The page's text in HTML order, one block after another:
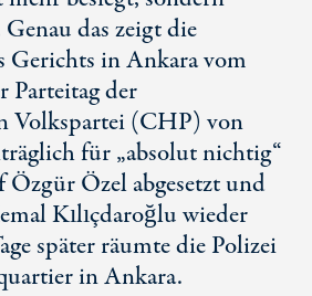
das zeigt die
Gerichts in Ankara vom
Parteitag der
Volkspartei (CHP) von
für „absolut nichtig“
Özgür Özel abgesetzt und
Kılıçdaroğlu wieder
später räumte die Polizei
in Ankara.